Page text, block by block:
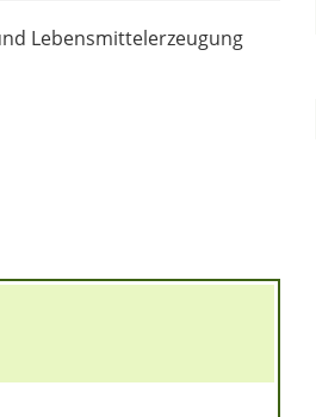
Lebensmittelerzeugung